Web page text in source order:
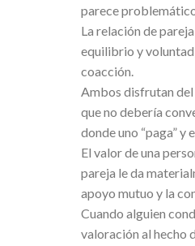
parece
La relación de
equilibrio y
coacción.
Ambos disfrutan del
que no debería
donde uno “paga” y
El valor de una
pareja le da
apoyo mutuo y la
Cuando alguien
valoración al hecho